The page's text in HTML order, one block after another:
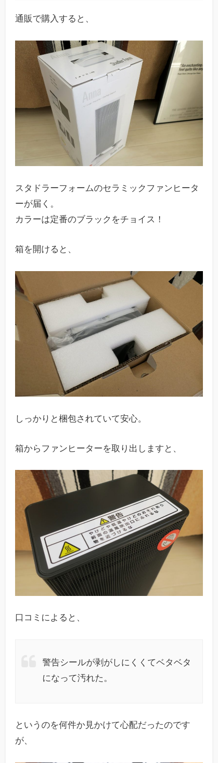
通販で購入すると、
スタドラーフォームのセラミックファンヒータ
ーが届く。
カラーは定番のブラックをチョイス！
箱を開けると、
しっかりと梱包されていて安心。
箱からファンヒーターを取り出しますと、
口コミによると、
警告シールが剥がしにくくてベタベタ
になって汚れた。
というのを何件か見かけて心配だったのです
が、